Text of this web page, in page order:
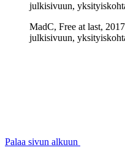
MadC, Free at last,
julkisivuun,
Palaa sivun alkuun